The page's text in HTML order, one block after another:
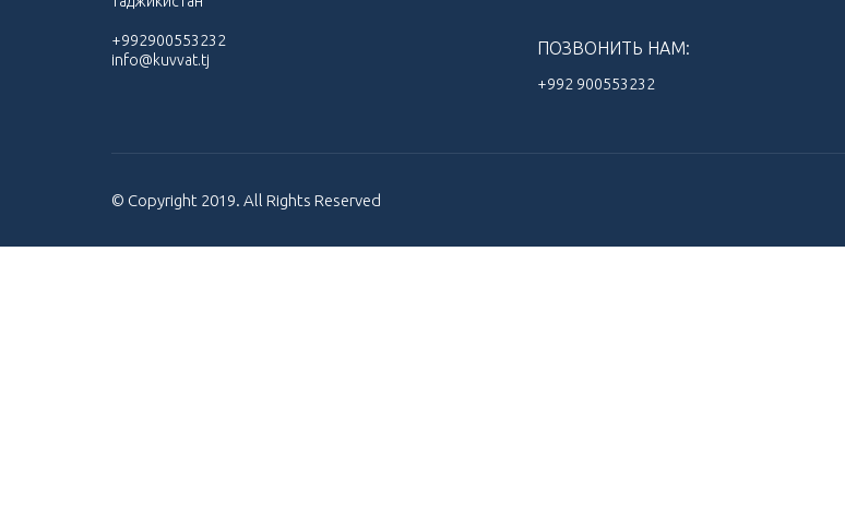
+992900553232
info@kuvvat.tj
ПОЗВОНИТЬ НАМ:
+992 900553232‬
© Copyright 2019. All Rights Reserved